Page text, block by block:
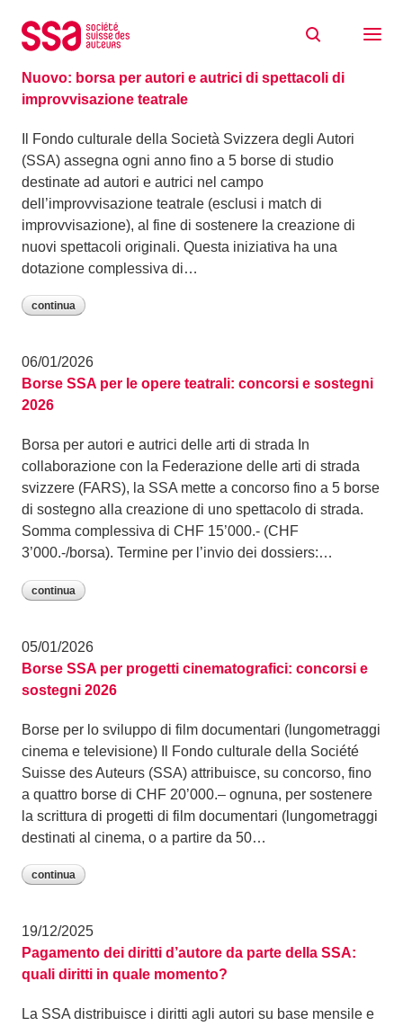
08/01/2026
Nuovo: borsa per autori e autrici di spettacoli di
improvvisazione teatrale
Il Fondo culturale della Società Svizzera degli Autori
(SSA) assegna ogni anno fino a 5 borse di studio
destinate ad autori e autrici nel campo
dell’improvvisazione teatrale (esclusi i match di
improvvisazione), al fine di sostenere la creazione di
nuovi spettacoli originali. Questa iniziativa ha una
dotazione complessiva di…
continua
06/01/2026
Borse SSA per le opere teatrali: concorsi e sostegni
2026
Borsa per autori e autrici delle arti di strada In
collaborazione con la Federazione delle arti di strada
svizzere (FARS), la SSA mette a concorso fino a 5 borse
di sostegno alla creazione di uno spettacolo di strada.
Somma complessiva di CHF 15’000.- (CHF
3’000.-/borsa). Termine per l’invio dei dossiers:…
continua
05/01/2026
Borse SSA per progetti cinematografici: concorsi e
sostegni 2026
Borse per lo sviluppo di film documentari (lungometraggi
cinema e televisione) Il Fondo culturale della Société
Suisse des Auteurs (SSA) attribuisce, su concorso, fino
a quattro borse di CHF 20’000.– ognuna, per sostenere
la scrittura di progetti di film documentari (lungometraggi
destinati al cinema, o a partire da 50…
continua
19/12/2025
Pagamento dei diritti d’autore da parte della SSA:
quali diritti in quale momento?
La SSA distribuisce i diritti agli autori su base mensile e